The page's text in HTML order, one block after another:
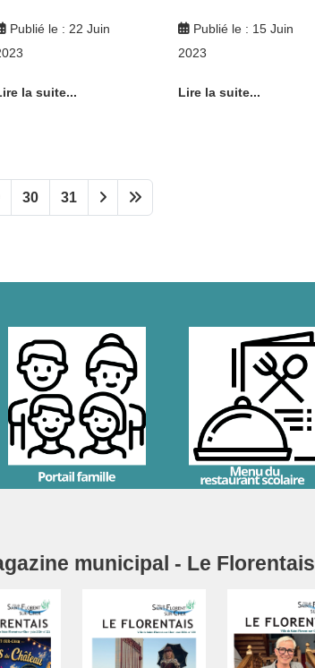
Publié le : 22 Juin
la suite...
Publié le : 15 Juin
2023
Lire la suite...
30 31
municipal - Le Florentais